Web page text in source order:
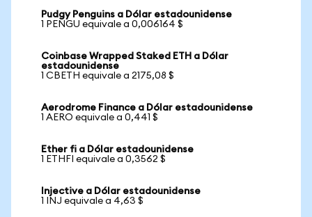
Pudgy Penguins a Dólar estadounidense
1 PENGU equivale a 0,006164 $
Coinbase Wrapped Staked ETH a Dólar
estadounidense
1 CBETH equivale a 2175,08 $
Aerodrome Finance a Dólar estadounidense
1 AERO equivale a 0,441 $
Ether fi a Dólar estadounidense
1 ETHFI equivale a 0,3562 $
Injective a Dólar estadounidense
1 INJ equivale a 4,63 $